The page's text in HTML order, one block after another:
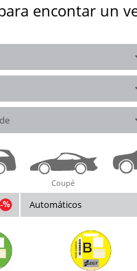
encontar un
Coupé
Automáticos